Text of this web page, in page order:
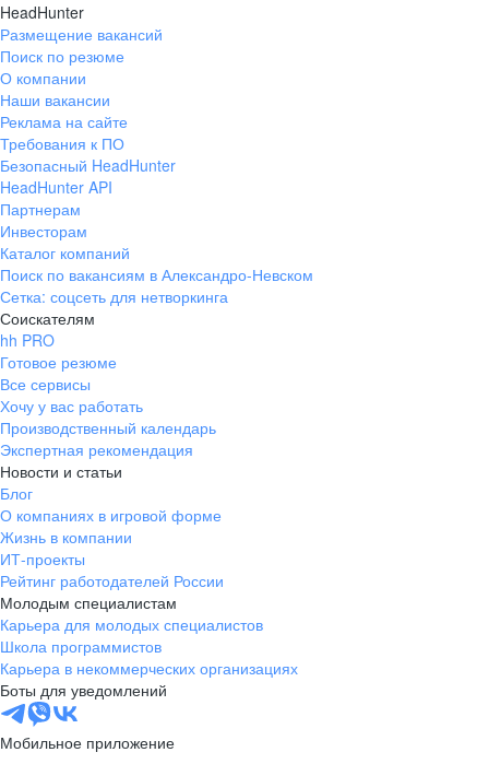
HeadHunter
Размещение вакансий
Поиск по резюме
О компании
Наши вакансии
Реклама на сайте
Требования к ПО
Безопасный HeadHunter
HeadHunter API
Партнерам
Инвесторам
Каталог компаний
Поиск по вакансиям в Александро-Невском
Сетка: соцсеть для нетворкинга
Соискателям
hh PRO
Готовое резюме
Все сервисы
Хочу у вас работать
Производственный календарь
Экспертная рекомендация
Новости и статьи
Блог
О компаниях в игровой форме
Жизнь в компании
ИТ-проекты
Рейтинг работодателей России
Молодым специалистам
Карьера для молодых специалистов
Школа программистов
Карьера в некоммерческих организациях
Боты для уведомлений
Мобильное приложение